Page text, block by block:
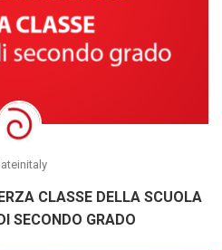
CLASSE DELLA SCUOLA
SECONDO GRADO